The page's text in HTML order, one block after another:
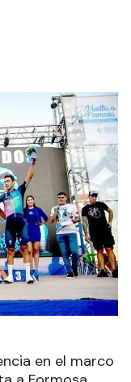
en el marco